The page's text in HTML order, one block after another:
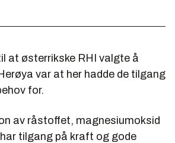
at østerrikske RHI valgte å
var at her hadde de tilgang
for.
av råstoffet, magnesiumoksid
tilgang på kraft og gode